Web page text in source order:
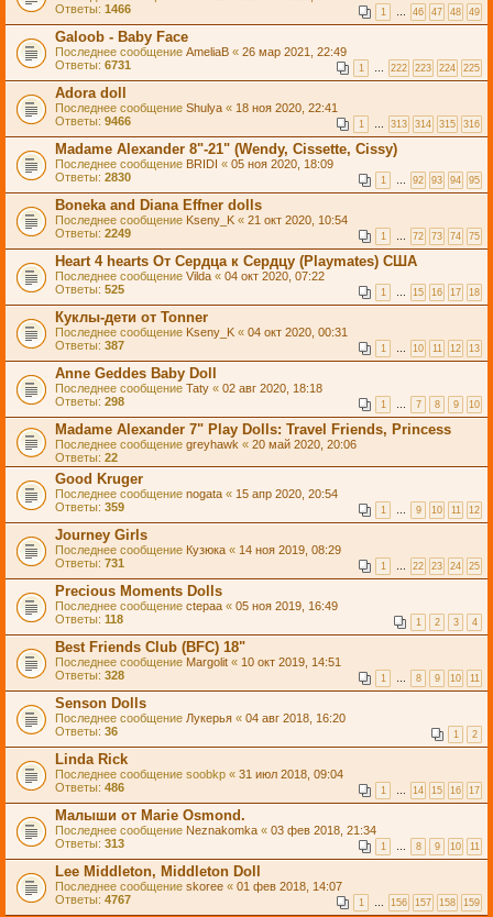
Ответы: 1466 1 … 46 47 48 49
Galoob - Baby Face
Последнее сообщение AmeliaB « 26 мар 2021, 22:49
Ответы: 6731 1 … 222 223 224 225
Adora doll
Последнее сообщение Shulya « 18 ноя 2020, 22:41
Ответы: 9466 1 … 313 314 315 316
Madame Alexander 8"-21" (Wendy, Cissette, Cissy)
Последнее сообщение BRIDI « 05 ноя 2020, 18:09
Ответы: 2830 1 … 92 93 94 95
Boneka and Diana Effner dolls
Последнее сообщение Kseny_K « 21 окт 2020, 10:54
Ответы: 2249 1 … 72 73 74 75
Heart 4 hearts От Сердца к Сердцу (Playmates) США
Последнее сообщение Vilda « 04 окт 2020, 07:22
Ответы: 525 1 … 15 16 17 18
Куклы-дети от Tonner
Последнее сообщение Kseny_K « 04 окт 2020, 00:31
Ответы: 387 1 … 10 11 12 13
Anne Geddes Baby Doll
Последнее сообщение Taty « 02 авг 2020, 18:18
Ответы: 298 1 … 7 8 9 10
Madame Alexander 7" Play Dolls: Travel Friends, Princess
Последнее сообщение greyhawk « 20 май 2020, 20:06
Ответы: 22
Good Kruger
Последнее сообщение nogata « 15 апр 2020, 20:54
Ответы: 359 1 … 9 10 11 12
Journey Girls
Последнее сообщение Кузюка « 14 ноя 2019, 08:29
Ответы: 731 1 … 22 23 24 25
Precious Moments Dolls
Последнее сообщение ctepaa « 05 ноя 2019, 16:49
Ответы: 118 1 2 3 4
Best Friends Club (BFC) 18"
Последнее сообщение Margolit « 10 окт 2019, 14:51
Ответы: 328 1 … 8 9 10 11
Senson Dolls
Последнее сообщение Лукерья « 04 авг 2018, 16:20
Ответы: 36 1 2
Linda Rick
Последнее сообщение soobkp « 31 июл 2018, 09:04
Ответы: 486 1 … 14 15 16 17
Малыши от Marie Osmond.
Последнее сообщение Neznakomka « 03 фев 2018, 21:34
Ответы: 313 1 … 8 9 10 11
Lee Middleton, Middleton Doll
Последнее сообщение skoree « 01 фев 2018, 14:07
Ответы: 4767 1 … 156 157 158 159